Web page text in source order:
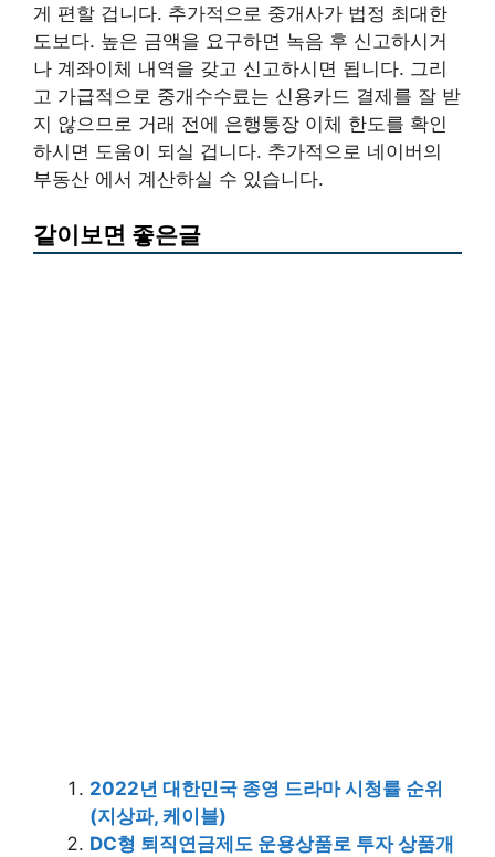
게 편할 겁니다. 추가적으로 중개사가 법정 최대한
도보다. 높은 금액을 요구하면 녹음 후 신고하시거
나 계좌이체 내역을 갖고 신고하시면 됩니다. 그리
고 가급적으로 중개수수료는 신용카드 결제를 잘 받
지 않으므로 거래 전에 은행통장 이체 한도를 확인
하시면 도움이 되실 겁니다. 추가적으로 네이버의
부동산 에서 계산하실 수 있습니다.
같이보면 좋은글
2022년 대한민국 종영 드라마 시청률 순위
(지상파, 케이블)
DC형 퇴직연금제도 운용상품로 투자 상품개